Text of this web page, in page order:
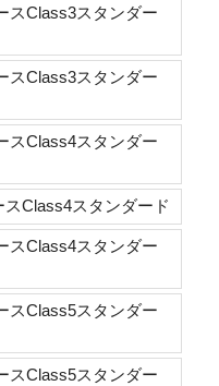
スClass3スタンダー
スClass3スタンダー
スClass4スタンダー
Class4スタンダード
スClass4スタンダー
スClass5スタンダー
スClass5スタンダー